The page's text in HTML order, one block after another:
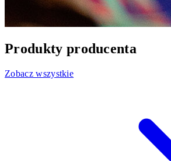
Produkty producenta
Zobacz wszystkie